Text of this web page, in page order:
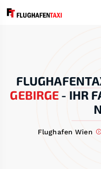
GEBIRGE - IHR
Flughafen Wien